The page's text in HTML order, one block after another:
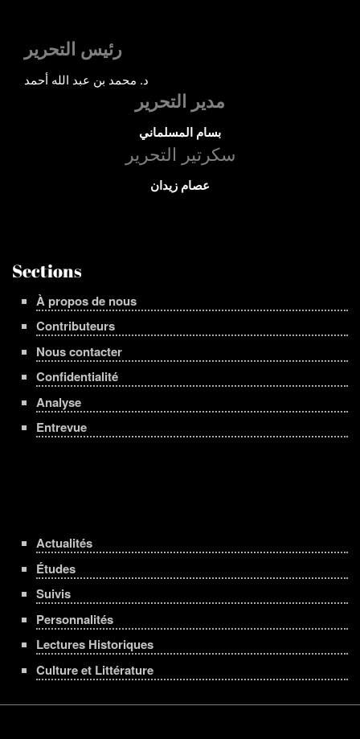
رئيس التحرير
د. محمد بن عبد الله أحمد
مدير التحرير
بسام المسلماني
سكرتير التحرير
عصام زيدان
Sections
À propos de nous
Contributeurs
Nous contacter
Confidentialité
Analyse
Entrevue
Actualités
Études
Suivis
Personnalités
Lectures Historiques
Culture et Littérature